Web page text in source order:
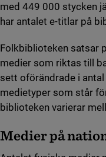
med 449 000 stycken
har antalet e-titlar på
Folkbiblioteken satsar
medier som riktas till
sett oförändrade i
medietyper som står
biblioteken varierar
Medier på